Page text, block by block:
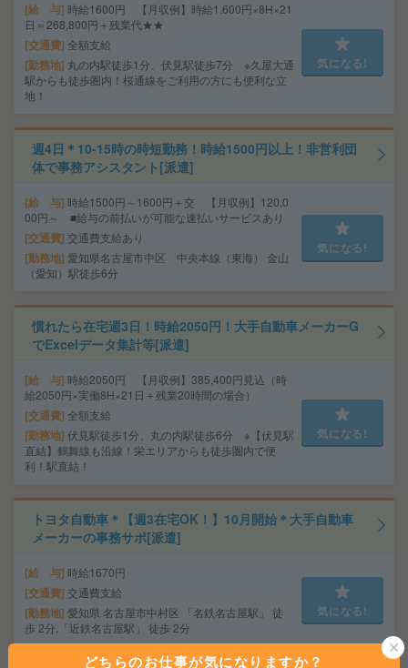
給 与 時給1600円 【月収例】時給1,600円×8H×21
日＝268,800円＋残業代★★
交通費 全額支給
勤務地 丸の内駅徒歩1分、伏見駅徒歩7分 ※久屋大通
駅からも徒歩圏内！桜通線をご利用の方にも便利な立
地！
気になる!
週4日＊10-15時の時短勤務！時給1500円以上！非営利団
体で事務アシスタント[派遣]
給 与 時給1500円～1600円＋交 【月収例】120,0
00円～ ■給与の前払いが可能な速払いサービスあり
交通費 交通費支給あり
勤務地 愛知県名古屋市中区 中央本線（東海） 金山
（愛知）駅徒歩6分
気になる!
慣れたら在宅週3日！時給2050円！大手自動車メーカーG
でExcelデータ集計等[派遣]
給 与 時給2050円 【月収例】385,400円見込（時
給2050円×実働8H×21日＋残業20時間の場合）
交通費 全額支給
勤務地 伏見駅徒歩1分、丸の内駅徒歩6分 ※【伏見駅
直結】鶴舞線も沿線！栄エリアからも徒歩圏内で便
利！駅直結！
気になる!
トヨタ自動車＊【週3在宅OK！】10月開始＊大手自動車
メーカーの事務サポ[派遣]
給 与 時給1670円
交通費 交通費支給
勤務地 愛知県 名古屋市中村区 「名鉄名古屋駅」 徒
歩 2分,「近鉄名古屋駅」 徒歩 2分
気になる!
どちらのお仕事が気になりますか？